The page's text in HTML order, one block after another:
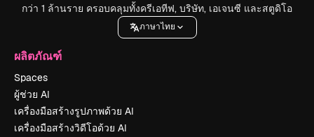
กว่า 1 ล้านราย ครอบคลุมทั้งครีเอทีฟ, บริษัท, เอเจนซี และสตูดิโอ
ภาษาไทย
ผลิตภัณฑ์
Spaces
ผู้ช่วย AI
เครื่องมือสร้างรูปภาพด้วย AI
เครื่องมือสร้างวิดีโอด้วย AI